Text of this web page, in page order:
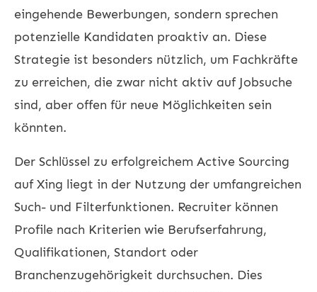
eingehende Bewerbungen, sondern sprechen
potenzielle Kandidaten proaktiv an. Diese
Strategie ist besonders nützlich, um Fachkräfte
zu erreichen, die zwar nicht aktiv auf Jobsuche
sind, aber offen für neue Möglichkeiten sein
könnten.
Der Schlüssel zu erfolgreichem Active Sourcing
auf Xing liegt in der Nutzung der umfangreichen
Such- und Filterfunktionen. Recruiter können
Profile nach Kriterien wie Berufserfahrung,
Qualifikationen, Standort oder
Branchenzugehörigkeit durchsuchen. Dies